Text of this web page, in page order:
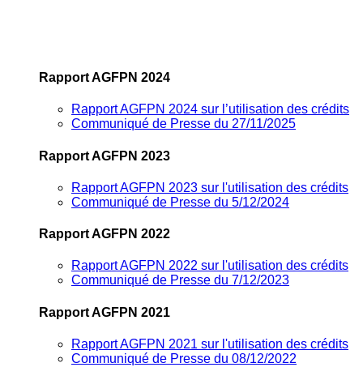
Rapport AGFPN 2024
Rapport AGFPN 2024 sur l’utilisation des crédits
Communiqué de Presse du 27/11/2025
Rapport AGFPN 2023
Rapport AGFPN 2023 sur l'utilisation des crédits
Communiqué de Presse du 5/12/2024
Rapport AGFPN 2022
Rapport AGFPN 2022 sur l'utilisation des crédits
Communiqué de Presse du 7/12/2023
Rapport AGFPN 2021
Rapport AGFPN 2021 sur l'utilisation des crédits
Communiqué de Presse du 08/12/2022